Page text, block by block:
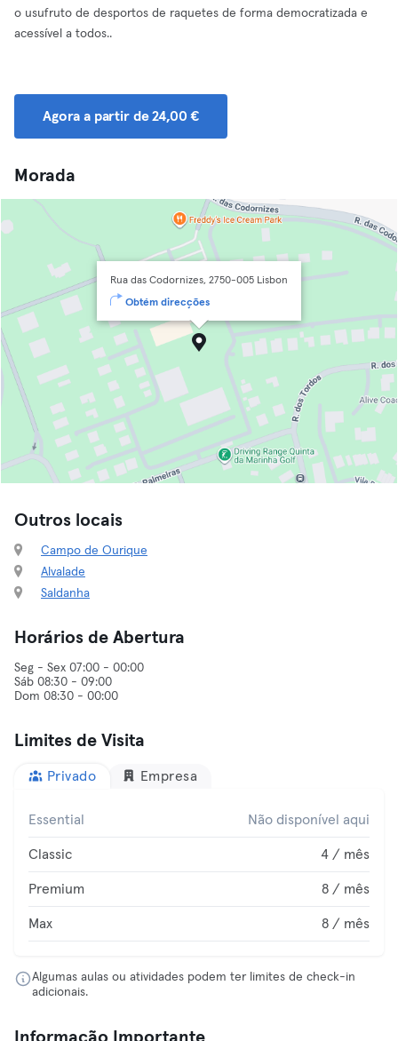
o usufruto de desportos de raquetes de forma democratizada e
acessível a todos..
Agora a partir de 24,00 €
Morada
Rua das Codornizes, 2750-005 Lisbon
Obtém direcções
Outros locais
Campo de Ourique
Alvalade
Saldanha
Horários de Abertura
Seg - Sex 07:00 - 00:00
Sáb 08:30 - 09:00
Dom 08:30 - 00:00
Limites de Visita
Privado Empresa
Essential Não disponível aqui
Classic 4 / mês
Premium 8 / mês
Max 8 / mês
Algumas aulas ou atividades podem ter limites de check-in
adicionais.
Informação Importante